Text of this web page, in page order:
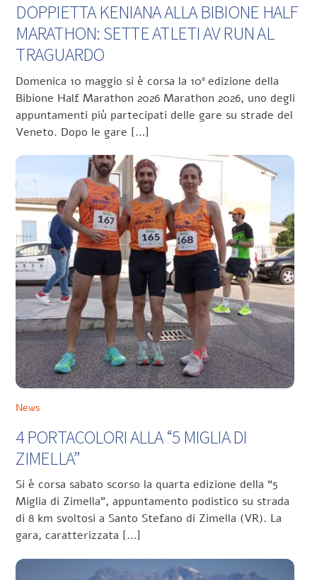
DOPPIETTA KENIANA ALLA BIBIONE HALF
MARATHON: SETTE ATLETI AV RUN AL
TRAGUARDO
Domenica 10 maggio si è corsa la 10ª edizione della
Bibione Half Marathon 2026 Marathon 2026, uno degli
appuntamenti più partecipati delle gare su strade del
Veneto. Dopo le gare […]
News
4 PORTACOLORI ALLA “5 MIGLIA DI
ZIMELLA”
Si è corsa sabato scorso la quarta edizione della “5
Miglia di Zimella”, appuntamento podistico su strada
di 8 km svoltosi a Santo Stefano di Zimella (VR). La
gara, caratterizzata […]